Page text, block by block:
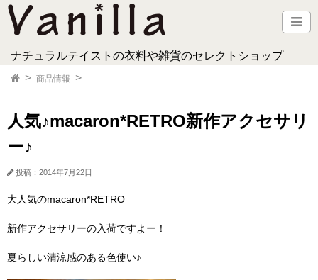
ナチュラルテイストの衣料や雑貨のセレクトショップ
商品情報
人気♪macaron*RETRO新作アクセサリ
ー♪
投稿：2014年7月22日
大人気のmacaron*RETRO
新作アクセサリーの入荷ですよー！
夏らしい清涼感のある色使い♪